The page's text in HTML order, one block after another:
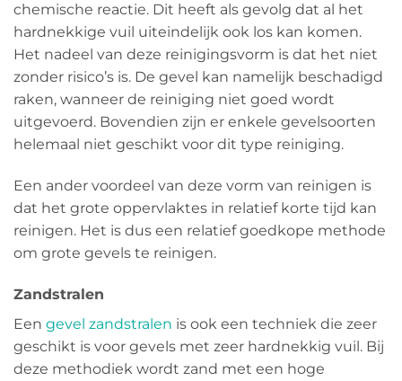
chemische reactie. Dit heeft als gevolg dat al het
hardnekkige vuil uiteindelijk ook los kan komen.
Het nadeel van deze reinigingsvorm is dat het niet
zonder risico’s is. De gevel kan namelijk beschadigd
raken, wanneer de reiniging niet goed wordt
uitgevoerd. Bovendien zijn er enkele gevelsoorten
helemaal niet geschikt voor dit type reiniging.
Een ander voordeel van deze vorm van reinigen is
dat het grote oppervlaktes in relatief korte tijd kan
reinigen. Het is dus een relatief goedkope methode
om grote gevels te reinigen.
Zandstralen
Een gevel zandstralen is ook een techniek die zeer
geschikt is voor gevels met zeer hardnekkig vuil. Bij
deze methodiek wordt zand met een hoge